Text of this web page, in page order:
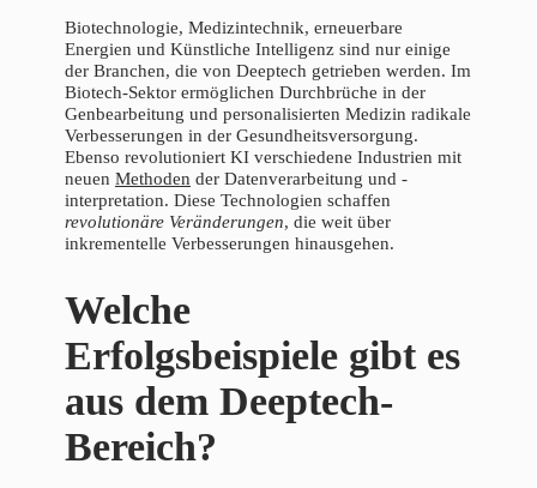
Biotechnologie, Medizintechnik, erneuerbare
Energien und Künstliche Intelligenz sind nur einige
der Branchen, die von Deeptech getrieben werden. Im
Biotech-Sektor ermöglichen Durchbrüche in der
Genbearbeitung und personalisierten Medizin radikale
Verbesserungen in der Gesundheitsversorgung.
Ebenso revolutioniert KI verschiedene Industrien mit
neuen Methoden der Datenverarbeitung und -
interpretation. Diese Technologien schaffen
revolutionäre Veränderungen, die weit über
inkrementelle Verbesserungen hinausgehen.
Welche
Erfolgsbeispiele gibt es
aus dem Deeptech-
Bereich?